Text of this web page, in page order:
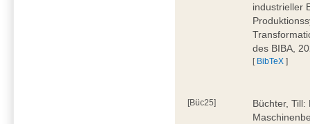
industrieller
des BIBA,
[ BibTeX ]
[Büc25]
Büchter, Till: